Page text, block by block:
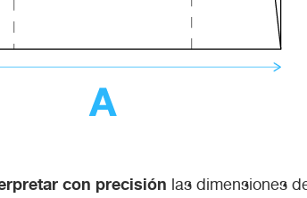
con precisión las dimensiones